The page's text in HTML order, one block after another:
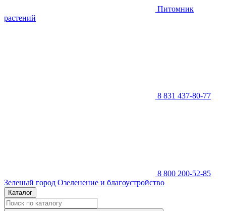
Питомник
растений
8 831 437-80-77
8 800 200-52-85
Зеленый город Озеленение и благоустройство
Каталог